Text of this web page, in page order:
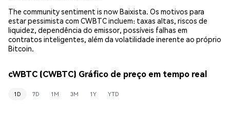
The community sentiment is now Baixista. Os motivos para
estar pessimista com CWBTC incluem: taxas altas, riscos de
liquidez, dependência do emissor, possíveis falhas em
contratos inteligentes, além da volatilidade inerente ao próprio
Bitcoin.
cWBTC (CWBTC) Gráfico de preço em tempo real
1D 7D 1M 3M 1Y YTD